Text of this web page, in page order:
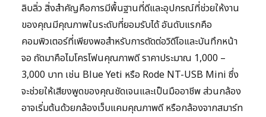
ลิบลิ่ว สิ่งสำคัญคือการมีพื้นฐานที่ดีและอุปกรณ์ที่ช่วยให้งาน
ของคุณมีคุณภาพในระดับที่ยอมรับได้ อันดับแรกคือ
คอมพิวเตอร์ที่เพียงพอสำหรับการตัดต่อวิดีโอและบันทึกหน้า
จอ ถัดมาคือไมโครโฟนคุณภาพดี ราคาประมาณ 1,000 –
3,000 บาท เช่น Blue Yeti หรือ Rode NT-USB Mini ซึ่ง
จะช่วยให้เสียงพูดของคุณชัดเจนและเป็นมืออาชีพ ส่วนกล้อง
อาจเริ่มต้นด้วยกล้องเว็บแคมคุณภาพดี หรือกล้องจากสมาร์ท